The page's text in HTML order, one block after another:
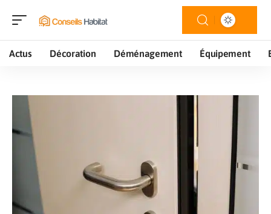
Actus Décoration Déménagement Équipement